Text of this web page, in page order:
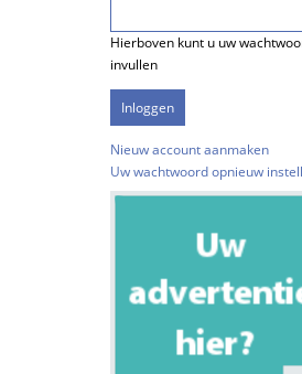
Hierboven kunt u uw
invullen
Nieuw account aanmaken
Uw wachtwoord opnieuw